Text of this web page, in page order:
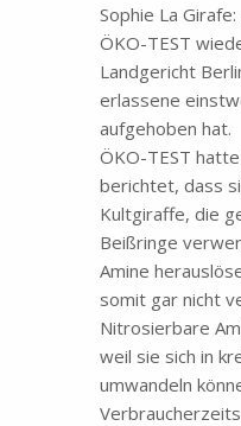
Sophie La
ÖKO-TEST
Landgericht
erlassene
aufgehoben hat.
ÖKO-TEST
berichtet, dass
Kultgiraffe, die
Beißringe
Amine
somit gar nicht
Nitrosierbare
weil sie sich in
umwandeln